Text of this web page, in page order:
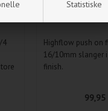
Statistiske
4
Highflow push on
16/10mm slanger
finish.
99,95